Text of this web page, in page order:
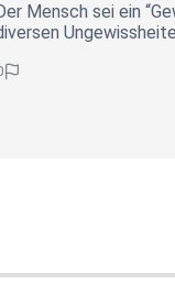
Mensch sei ein